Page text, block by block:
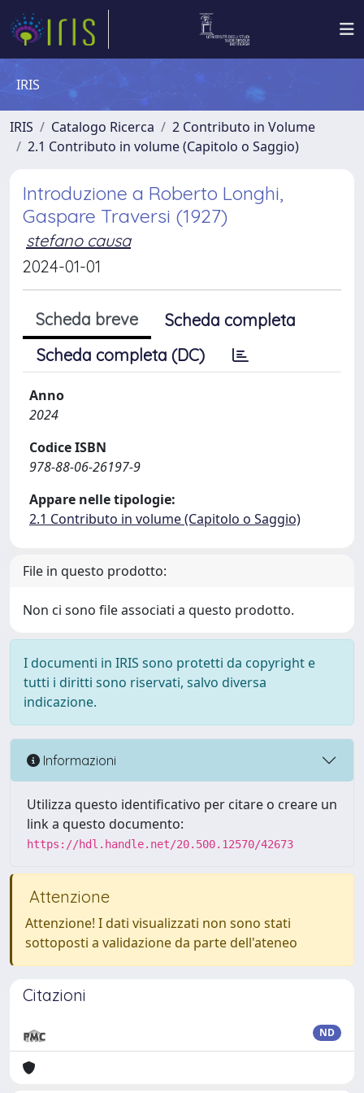
IRIS
IRIS Catalogo Ricerca
2 Contributo in Volume
2.1 Contributo in volume (Capitolo o Saggio)
Introduzione a Roberto Longhi,
Gaspare Traversi (1927)
stefano causa
2024-01-01
Scheda breve
Scheda completa
Scheda completa (DC)
Anno
2024
Codice ISBN
978-88-06-26197-9
Appare nelle tipologie:
2.1 Contributo in volume (Capitolo o Saggio)
File in questo prodotto:
Non ci sono file associati a questo prodotto.
I documenti in IRIS sono protetti da copyright e
tutti i diritti sono riservati, salvo diversa
indicazione.
Informazioni
Utilizza questo identificativo per citare o creare un
link a questo documento:
https://hdl.handle.net/20.500.12570/42673
Attenzione
Attenzione! I dati visualizzati non sono stati
sottoposti a validazione da parte dell'ateneo
Citazioni
ND